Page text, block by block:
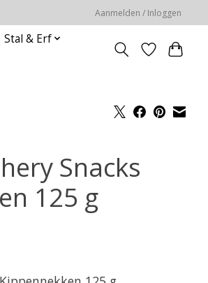
Aanmelden / Inloggen
Stal & Erf
Snacks
125 g